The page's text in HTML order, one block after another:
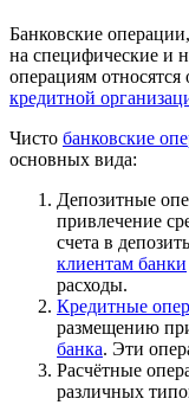
Банковские
на специфические и
операциям
кредитной
Чисто банковские
основных вида:
Депозитные
привлечение
счета в
клиентам банки
расходы.
Кредитные
размещению
банка. Эти
Расчётные
различных